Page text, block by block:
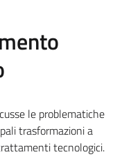
le problematiche
trasformazioni a
tecnologici.